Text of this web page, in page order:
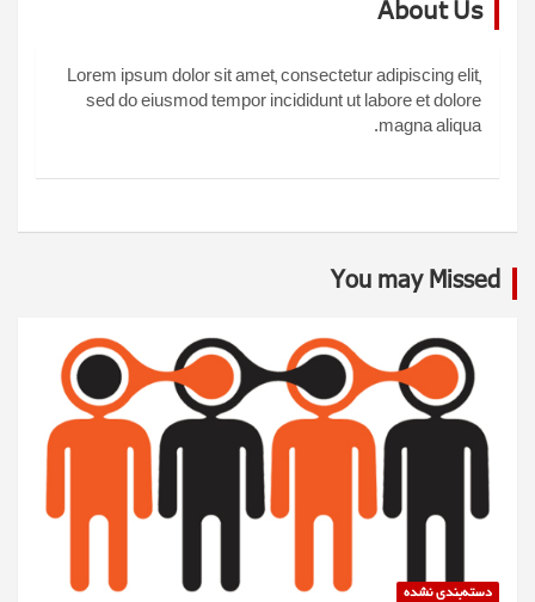
About Us
Lorem ipsum dolor sit amet, consectetur adipiscing elit,
sed do eiusmod tempor incididunt ut labore et dolore
magna aliqua.
You may Missed
دسته‌بندی نشده